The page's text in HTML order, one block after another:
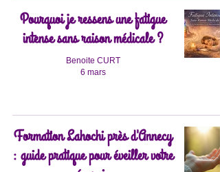
Pourquoi je ressens une fatigue
intense sans raison médicale ?
Benoite CURT
6 mars
Formation Lahochi près d'Annecy
: guide pratique pour éveiller votre